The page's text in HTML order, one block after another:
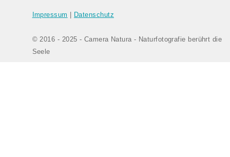
Impressum Datenschutz
© 2016 - 2025 - Camera Natura - Naturfotografie berührt die
Seele